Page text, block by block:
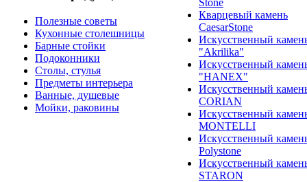
Полезные советы
Кухонные столешницы
Барные стойки
Подоконники
Столы, стулья
Предметы интерьера
Ванные, душевые
Мойки, раковины
Кварцевый камень
CaesarStone
Искусственный
"Akrilika"
Искусственный
"HANEX"
Искусственный
CORIAN
Искусственный
MONTELLI
Искусственный
Polystone
Искусственный
STARON